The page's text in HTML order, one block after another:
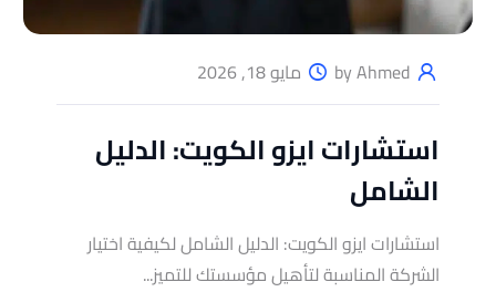
by Ahmed مايو 18, 2026
استشارات ايزو الكويت: الدليل
الشامل
استشارات ايزو الكويت: الدليل الشامل لكيفية اختيار
الشركة المناسبة لتأهيل مؤسستك للتميز...